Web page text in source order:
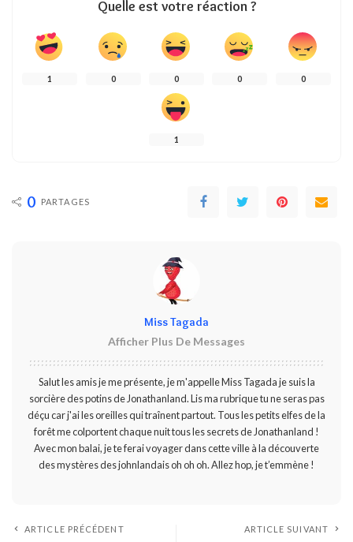
Quelle est votre réaction ?
1 0 0 0 0
1
0 PARTAGES
Miss Tagada
Afficher Plus De Messages
Salut les amis je me présente, je m'appelle Miss Tagada je suis la
sorcière des potins de Jonathanland. Lis ma rubrique tu ne seras pas
déçu car j'ai les oreilles qui traînent partout. Tous les petits elfes de la
forêt me colportent chaque nuit tous les secrets de Jonathanland !
Avec mon balai, je te ferai voyager dans cette ville à la découverte
des mystères des johnlandais oh oh oh. Allez hop, je t’emmène !
ARTICLE PRÉCÉDENT ARTICLE SUIVANT